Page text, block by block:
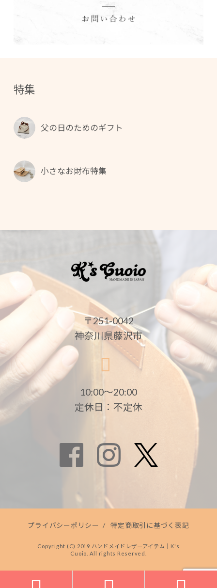
特集
父の日のためのギフト
小さなお財布特集
〒251-0042
神奈川県藤沢市
10:00〜20:00
定休日：不定休
プライバシーポリシー / 特定商取引に基づく表記
Copyright (C) 2019 ハンドメイドレザーアイテム｜K's
Cuoio. All rights Reserved.